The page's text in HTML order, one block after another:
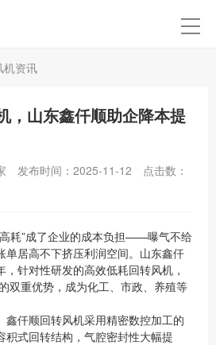
机资讯
，山东鑫仟顺助企降本提
发布时间：2025-11-12
点击数：
耗”成了企业的成本负担——曝气不给
单居高不下挤压利润空间。山东鑫仟
针对性研发的高效低耗回转风机，
双重优势，成为化工、市政、养殖等
鑫仟顺回转风机采用精密数控加工的
积式回转结构，气腔密封性大幅提